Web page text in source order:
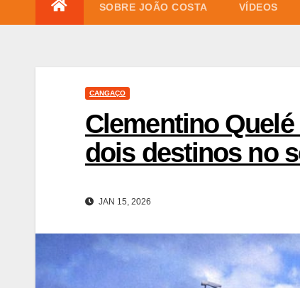
SOBRE JOÃO COSTA VÍDEOS
CANGAÇO
Clementino
dois destinos no
JAN 15, 2026